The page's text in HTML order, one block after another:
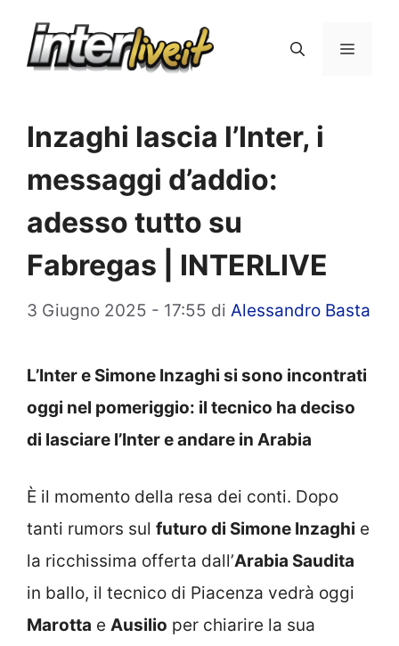
Menu
Inzaghi lascia l’Inter, i
messaggi d’addio:
adesso tutto su
Fabregas | INTERLIVE
3 Giugno 2025 - 17:55 di Alessandro Basta
L’Inter e Simone Inzaghi si sono incontrati
oggi nel pomeriggio: il tecnico ha deciso
di lasciare l’Inter e andare in Arabia
È il momento della resa dei conti. Dopo
tanti rumors sul futuro di Simone Inzaghi e
la ricchissima offerta dall’Arabia Saudita
in ballo, il tecnico di Piacenza vedrà oggi
Marotta e Ausilio per chiarire la sua